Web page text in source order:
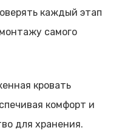
каждый этап
самого
кровать
комфорт и
для хранения.